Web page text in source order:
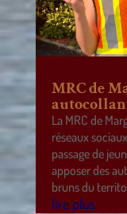
MRC de
La MRC de
réseaux
passage de
apposer des
bruns du
lire plus